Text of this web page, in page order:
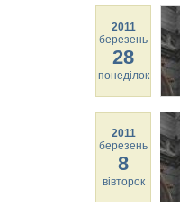
2011
березень
28
понеділок
2011
березень
8
вівторок